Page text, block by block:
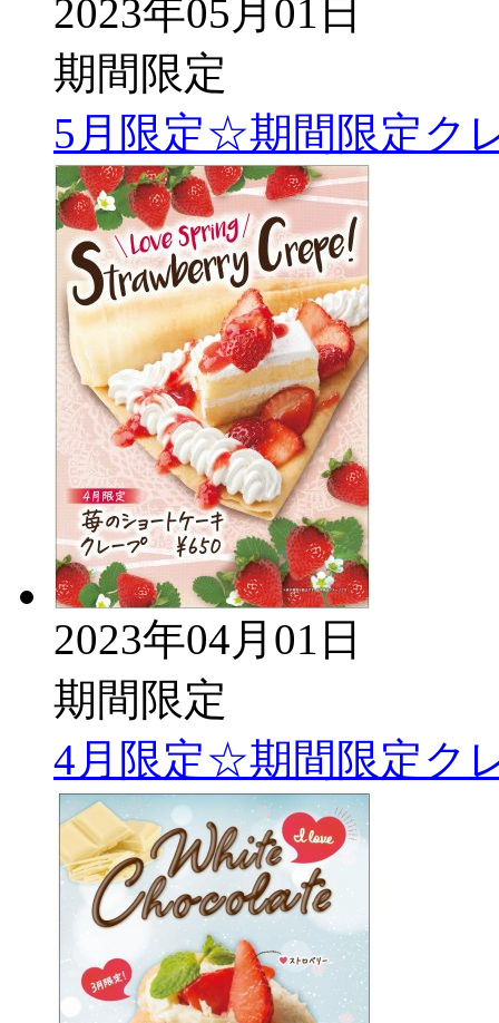
2023年05月01日
期間限定
5月限定☆期間限定ク
2023年04月01日
期間限定
4月限定☆期間限定ク